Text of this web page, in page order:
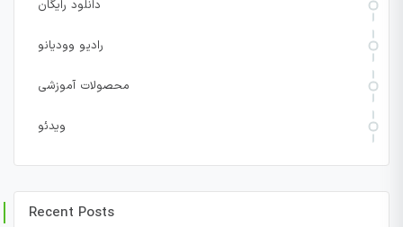
دانلود رایگان
رادیو وودیانو
محصولات آموزشی
ویدئو
Recent Posts